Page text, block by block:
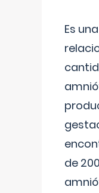
Es
de